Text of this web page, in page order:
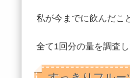
私が今までに飲んだこ
全て1回分の量を調査し